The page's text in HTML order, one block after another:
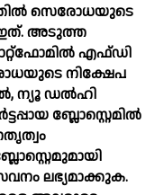
സെരോധയുടെ
അടുത്ത
എഫ്ഡി
നിക്ഷേപ
ന്യൂ ഡല്‍ഹി
ബ്ലോസ്റ്റെമില്‍
ലഭ്യമാക്കുക.